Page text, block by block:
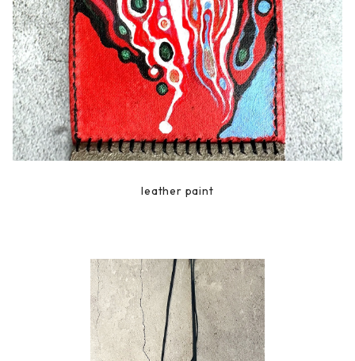
leather paint